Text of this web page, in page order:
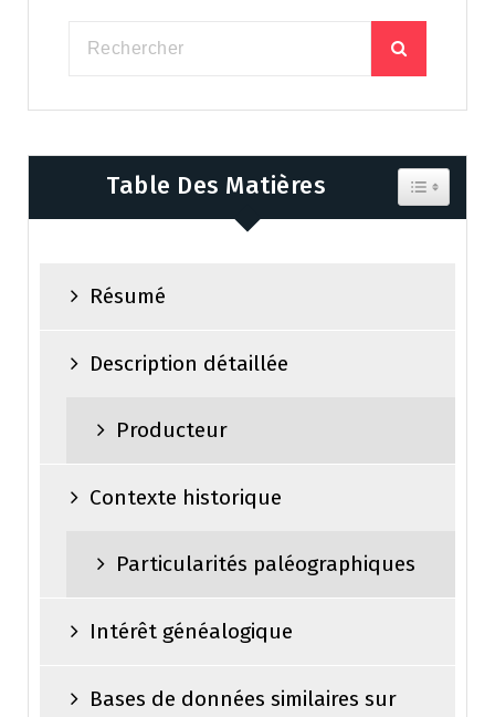
Table Des Matières Toggle
Résumé
Description détaillée
Producteur
Contexte historique
Particularités paléographiques
Intérêt généalogique
Bases de données similaires sur